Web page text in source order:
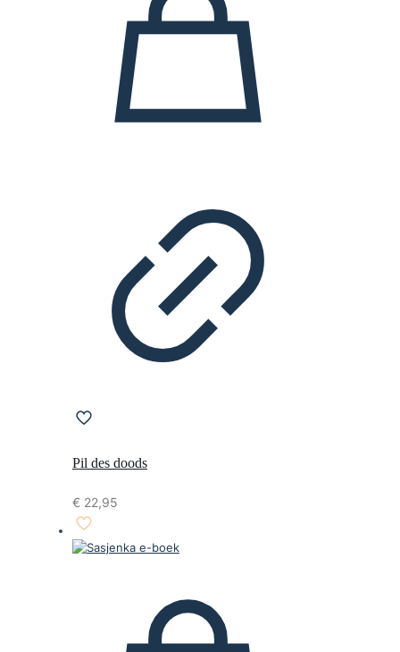
Pil des doods
€ 22,95